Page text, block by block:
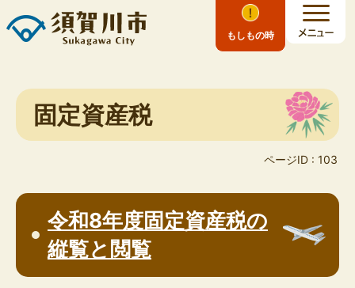
もしもの時
固定資産税
ページID : 103
令和8年度固定資産税の
縦覧と閲覧